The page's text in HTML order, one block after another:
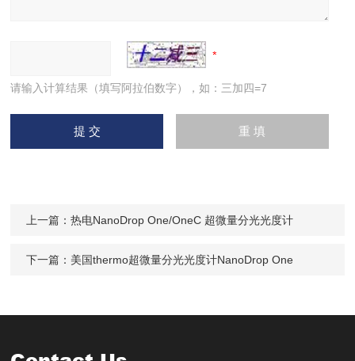
请输入计算结果（填写阿拉伯数字），如：三加四=7
上一篇：热电NanoDrop One/OneC 超微量分光光度计
下一篇： 美国thermo超微量分光光度计NanoDrop One